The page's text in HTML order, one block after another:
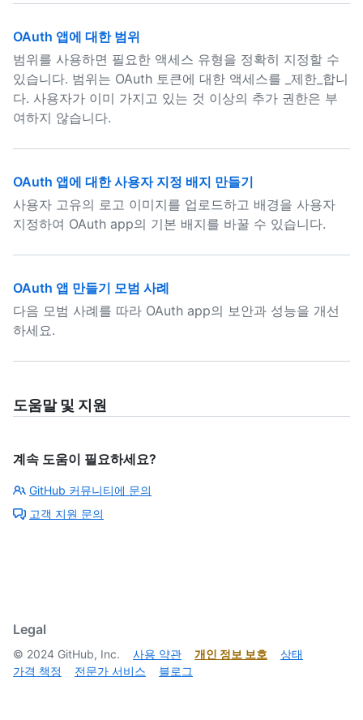
OAuth 앱에 대한 범위
범위를 사용하면 필요한 액세스 유형을 정확히 지정할 수
있습니다. 범위는 OAuth 토큰에 대한 액세스를 _제한_합니
다. 사용자가 이미 가지고 있는 것 이상의 추가 권한은 부
여하지 않습니다.
OAuth 앱에 대한 사용자 지정 배지 만들기
사용자 고유의 로고 이미지를 업로드하고 배경을 사용자
지정하여 OAuth app의 기본 배지를 바꿀 수 있습니다.
OAuth 앱 만들기 모범 사례
다음 모범 사례를 따라 OAuth app의 보안과 성능을 개선
하세요.
도움말 및 지원
계속 도움이 필요하세요?
GitHub 커뮤니티에 문의
고객 지원 문의
Legal
© 2024 GitHub, Inc. 사용 약관 개인 정보 보호
상태
가격 책정
전문가 서비스 블로그